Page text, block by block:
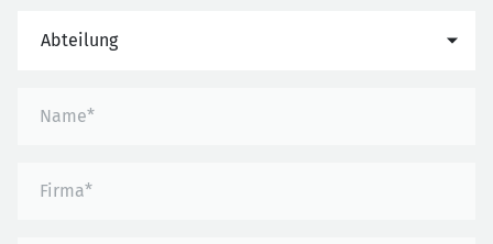
Abteilung